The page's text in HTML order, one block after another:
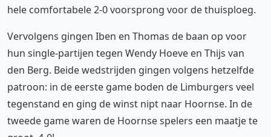
hele comfortabele 2-0 voorsprong voor de thuisploeg.
Vervolgens gingen Iben en Thomas de baan op voor
hun single-partijen tegen Wendy Hoeve en Thijs van
den Berg. Beide wedstrijden gingen volgens hetzelfde
patroon: in de eerste game boden de Limburgers veel
tegenstand en ging de winst nipt naar Hoornse. In de
tweede game waren de Hoornse spelers een maatje te